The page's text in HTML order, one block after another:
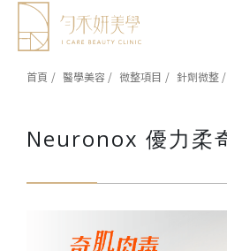
首頁 醫學美容 微整項目 針劑微整
Neuronox 優力柔
Cookie管理面板